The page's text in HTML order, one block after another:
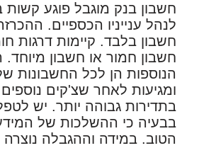
חשבון בנק מוגבל פוגע קשות
לנהל ענייניו הכספיים. ההכרזה
חשבון בלבד. קיימות דרגות
חשבון חמור או חשבון מיוחד.
הנוספות הן לכל החשבונות של
ומגיעות לאחר שצ'קים נוספים
בתדירות גבוהה יותר. יש לטפל
בבעיה כי ההשלכות של המידע
הטוב. במידה וההגבלה נוצרה